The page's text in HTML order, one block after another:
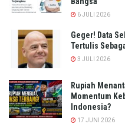
6 JULI 2026
Geger! Data
Tertulis
3 JULI 2026
Rupiah
Momentum
Indonesia?
17 JUNI 2026